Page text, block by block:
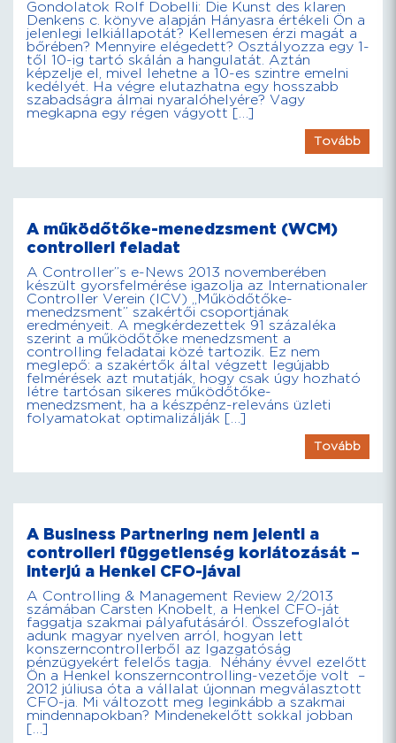
Gondolatok Rolf Dobelli: Die Kunst des klaren
Denkens c. könyve alapján Hányasra értékeli Ön a
jelenlegi lelkiállapotát? Kellemesen érzi magát a
bőrében? Mennyire elégedett? Osztályozza egy 1-
től 10-ig tartó skálán a hangulatát. Aztán
képzelje el, mivel lehetne a 10-es szintre emelni
kedélyét. Ha végre elutazhatna egy hosszabb
szabadságra álmai nyaralóhelyére? Vagy
megkapna egy régen vágyott […]
Tovább
A működőtőke-menedzsment (WCM)
controlleri feladat
A Controller”s e-News 2013 novemberében
készült gyorsfelmérése igazolja az Internationaler
Controller Verein (ICV) „Működőtőke-
menedzsment” szakértői csoportjának
eredményeit. A megkérdezettek 91 százaléka
szerint a működőtőke menedzsment a
controlling feladatai közé tartozik. Ez nem
meglepő: a szakértők által végzett legújabb
felmérések azt mutatják, hogy csak úgy hozható
létre tartósan sikeres működőtőke-
menedzsment, ha a készpénz-releváns üzleti
folyamatokat optimalizálják […]
Tovább
A Business Partnering nem jelenti a
controlleri függetlenség korlátozását –
interjú a Henkel CFO-jával
A Controlling & Management Review 2/2013
számában Carsten Knobelt, a Henkel CFO-ját
faggatja szakmai pályafutásáról. Összefoglalót
adunk magyar nyelven arról, hogyan lett
konszerncontrollerből az Igazgatóság
pénzügyekért felelős tagja. Néhány évvel ezelőtt
Ön a Henkel konszerncontrolling-vezetője volt –
2012 júliusa óta a vállalat újonnan megválasztott
CFO-ja. Mi változott meg leginkább a szakmai
mindennapokban? Mindenekelőtt sokkal jobban
[…]